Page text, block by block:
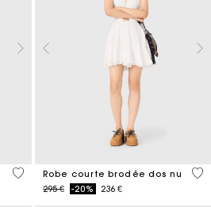
4,9 out of 5 Customer Rating
Robe courte brodée dos nu
Price reduced from
295 €to-20% 236 €
4,3